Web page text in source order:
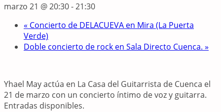
marzo 21 @ 20:30-21:30
« Concierto de DELACUEVA en Mira (La Puerta
Verde)
Doble concierto de rock en Sala Directo Cuenca. »
Yhael Mayactúa en La Casa del Guitarrista de Cuenca el
21 de marzo con un concierto íntimo devozy guitarra.
Entradas disponibles.